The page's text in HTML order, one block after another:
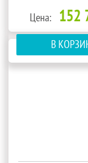
Цена: 152
В